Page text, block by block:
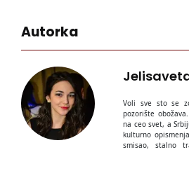
Autorka
Voli sve sto se
pozorište
na ceo svet, a
kulturno
smisao, stalno